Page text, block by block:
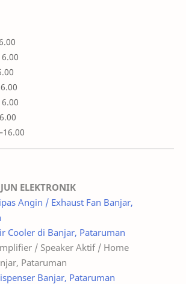
ELEKTRONIK
Angin / Exhaust Fan Banjar,
Cooler di Banjar, Pataruman
/ Speaker Aktif / Home
Pataruman
Banjar, Pataruman